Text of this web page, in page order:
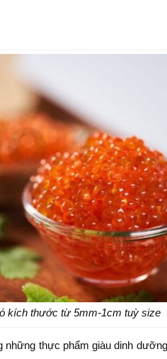
kích thước từ 5mm-1cm tuỳ size
thực phẩm giàu dinh